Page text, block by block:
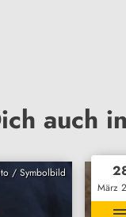
auch
/ Symbolbild
März